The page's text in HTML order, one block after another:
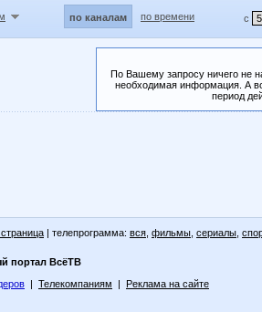
по каналам по времени с
По Вашему запросу ничего не
необходимая информация. А
период
| телепрограмма: вся фильмы сериалы
портал ВсёТВ
| Телекомпаниям | Реклама на сайте